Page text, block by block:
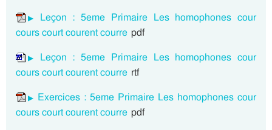
Leçon : 5eme Primaire Les homophones cour
cours court courent courre pdf
Leçon : 5eme Primaire Les homophones cour
cours court courent courre rtf
Exercices : 5eme Primaire Les homophones cour
cours court courent courre pdf